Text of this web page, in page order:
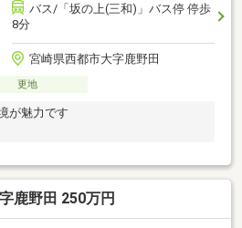
バス/「坂の上(三和)」バス停 停歩
8分
宮崎県西都市大字鹿野田
更地
が魅力です
鹿野田 250万円